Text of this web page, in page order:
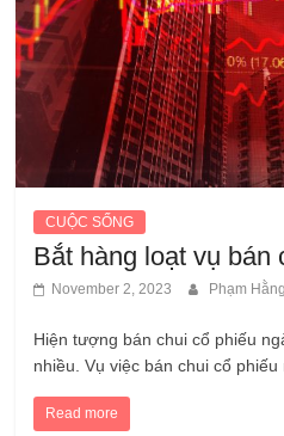
CUỘC SỐNG
Bắt hàng loạt vụ bán
November 2, 2023 Phạm Hằng
Hiện tượng bán chui cổ phiếu
nhiều. Vụ việc bán chui cổ phiếu
Read more